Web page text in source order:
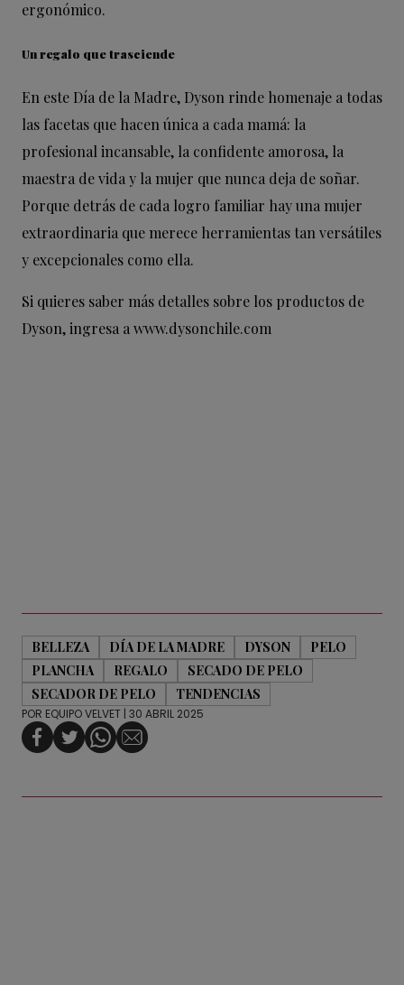
ergonómico.
Un regalo que trasciende
En este Día de la Madre, Dyson rinde homenaje a todas
las facetas que hacen única a cada mamá: la
profesional incansable, la confidente amorosa, la
maestra de vida y la mujer que nunca deja de soñar.
Porque detrás de cada logro familiar hay una mujer
extraordinaria que merece herramientas tan versátiles
y excepcionales como ella.
Si quieres saber más detalles sobre los productos de
Dyson, ingresa awww.dysonchile.com
BELLEZA DÍA DE LA MADRE DYSON
PELO
PLANCHA
REGALO
SECADO DE PELO
SECADOR DE PELO
TENDENCIAS
POR EQUIPO VELVET | 30 ABRIL 2025